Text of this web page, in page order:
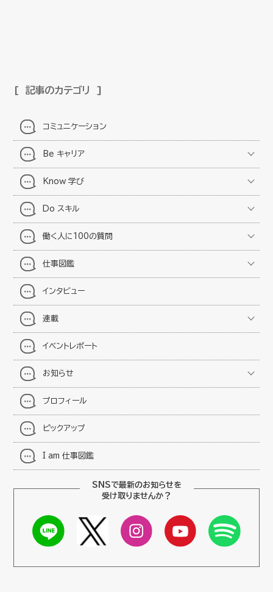
記事のカテゴリ
コミュニケーション
Be キャリア
Know 学び
Do スキル
働く人に100の質問
仕事図鑑
インタビュー
連載
イベントレポート
お知らせ
プロフィール
ピックアップ
I am 仕事図鑑
SNSで最新のお知らせを
受け取りませんか？